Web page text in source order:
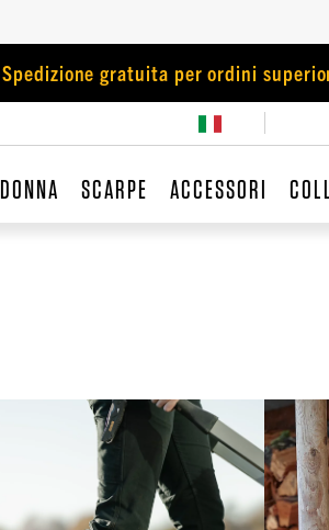
Spedizione gratuita per ordini
DONNA SCARPE ACCESSORI